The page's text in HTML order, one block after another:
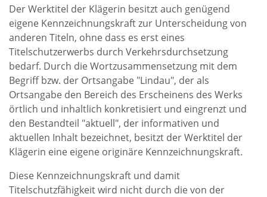
Der Werktitel der Klägerin besitzt auch genügend
eigene Kennzeichnungskraft zur Unterscheidung von
anderen Titeln, ohne dass es erst eines
Titelschutzerwerbs durch Verkehrsdurchsetzung
bedarf. Durch die Wortzusammensetzung mit dem
Begriff bzw. der Ortsangabe "Lindau", der als
Ortsangabe den Bereich des Erscheinens des Werks
örtlich und inhaltlich konkretisiert und eingrenzt und
den Bestandteil "aktuell", der informativen und
aktuellen Inhalt bezeichnet, besitzt der Werktitel der
Klägerin eine eigene originäre Kennzeichnungskraft.
Diese Kennzeichnungskraft und damit
Titelschutzfähigkeit wird nicht durch die von der